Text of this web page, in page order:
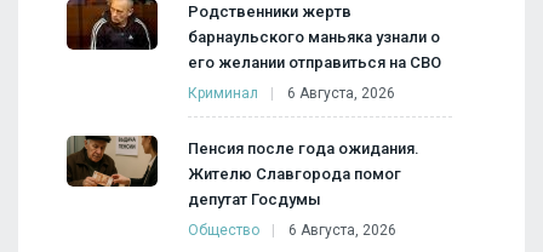
Родственники жертв
барнаульского маньяка узнали о
его желании отправиться на СВО
Криминал 6 Августа, 2026
Пенсия после года ожидания.
Жителю Славгорода помог
депутат Госдумы
Общество 6 Августа, 2026